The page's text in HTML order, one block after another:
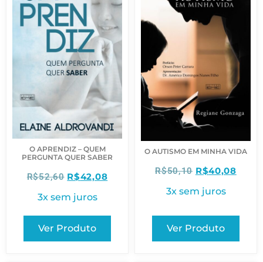
O APRENDIZ – QUEM
PERGUNTA QUER SABER
R$52,60 R$42,08
3x sem juros
Ver Produto
O AUTISMO EM MINHA VIDA
R$50,10 R$40,08
3x sem juros
Ver Produto